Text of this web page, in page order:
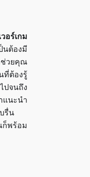
อร์เกม
นต้องมี
ช่วยคุณ
ต้องรู้
ปจนถึง
นะนำ
รื่น
พร้อม